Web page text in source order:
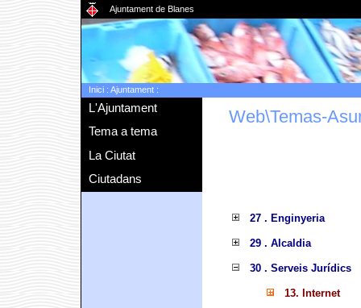
Ajuntament de Blanes
Inici: Ajuntament:
L'Ajuntament
Tema a tema
La Ciutat
Ciutadans
Web\Temas-
27 . Enginyeria
29 . Alcaldia
30 . Serveis Jurídics
13. Internet